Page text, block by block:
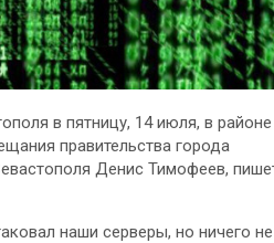
в пятницу, 14 июля, в районе
правительства города
Денис Тимофеев,
наши серверы, но ничего не